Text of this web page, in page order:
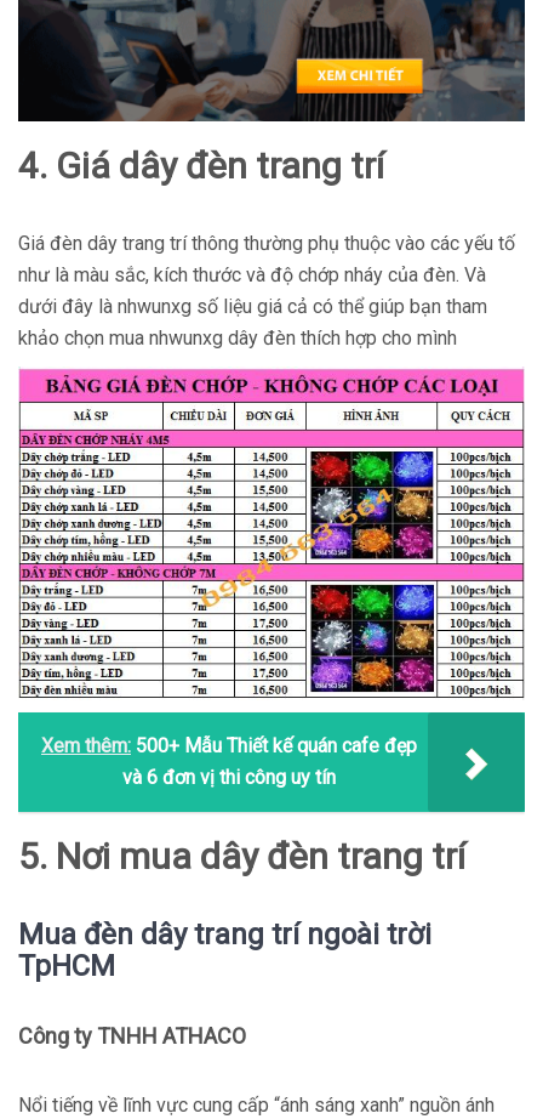
4. Giá dây đèn trang trí
Giá đèn dây trang trí thông thường phụ thuộc vào các yếu tố
như là màu sắc, kích thước và độ chớp nháy của đèn. Và
dưới đây là nhwunxg số liệu giá cả có thể giúp bạn tham
khảo chọn mua nhwunxg dây đèn thích hợp cho mình
Xem thêm: 500+ Mẫu Thiết kế quán cafe đẹp
và 6 đơn vị thi công uy tín
5. Nơi mua dây đèn trang trí
Mua đèn dây trang trí ngoài trời
TpHCM
Công ty TNHH ATHACO
Nổi tiếng về lĩnh vực cung cấp “ánh sáng xanh” nguồn ánh